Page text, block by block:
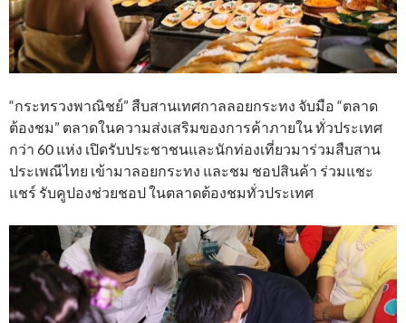
“กระทรวงพาณิชย์” สืบสานเทศกาลลอยกระทง จับมือ “ตลาด
ต้องชม” ตลาดในความส่งเสริมของการค้าภายใน ทั่วประเทศ
กว่า 60 แห่ง เปิดรับประชาชนและนักท่องเที่ยวมาร่วมสืบสาน
ประเพณีไทย เข้ามาลอยกระทง และชม ชอปสินค้า ร่วมแชะ
แชร์ รับคูปองช่วยชอป ในตลาดต้องชมทั่วประเทศ